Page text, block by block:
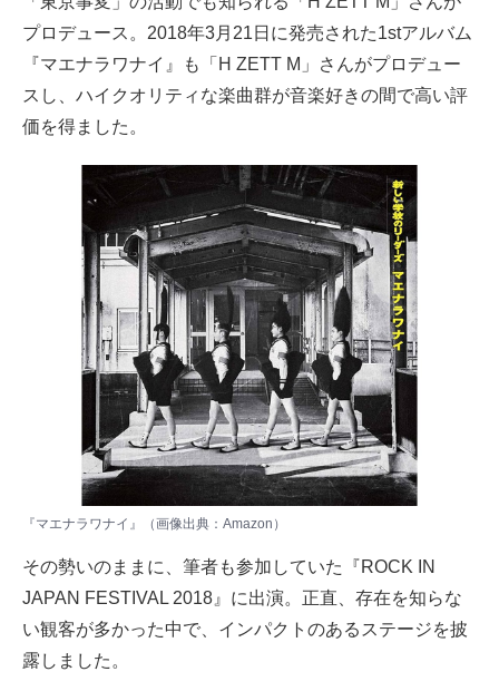
プロデュース。2018年3月21日に発売された1stアルバム
『マエナラワナイ』も「H ZETT M」さんがプロデュー
スし、ハイクオリティな楽曲群が音楽好きの間で高い評
価を得ました。
『マエナラワナイ』（画像出典： Amazon ）
その勢いのままに、筆者も参加していた『ROCK IN
JAPAN FESTIVAL 2018』に出演。正直、存在を知らな
い観客が多かった中で、インパクトのあるステージを披
露しました。